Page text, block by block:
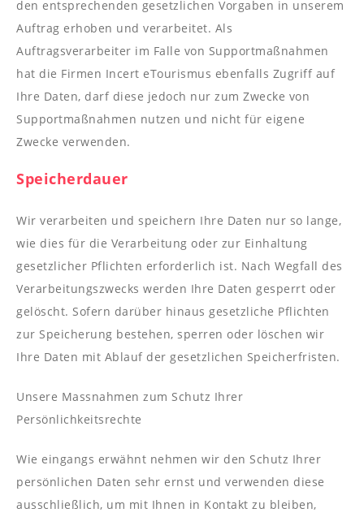
den entsprechenden gesetzlichen Vorgaben in unserem
Auftrag erhoben und verarbeitet. Als
Auftragsverarbeiter im Falle von Supportmaßnahmen
hat die Firmen Incert eTourismus ebenfalls Zugriff auf
Ihre Daten, darf diese jedoch nur zum Zwecke von
Supportmaßnahmen nutzen und nicht für eigene
Zwecke verwenden.
Speicherdauer
Wir verarbeiten und speichern Ihre Daten nur so lange,
wie dies für die Verarbeitung oder zur Einhaltung
gesetzlicher Pflichten erforderlich ist. Nach Wegfall des
Verarbeitungszwecks werden Ihre Daten gesperrt oder
gelöscht. Sofern darüber hinaus gesetzliche Pflichten
zur Speicherung bestehen, sperren oder löschen wir
Ihre Daten mit Ablauf der gesetzlichen Speicherfristen.
Unsere Massnahmen zum Schutz Ihrer
Persönlichkeitsrechte
Wie eingangs erwähnt nehmen wir den Schutz Ihrer
persönlichen Daten sehr ernst und verwenden diese
ausschließlich, um mit Ihnen in Kontakt zu bleiben,